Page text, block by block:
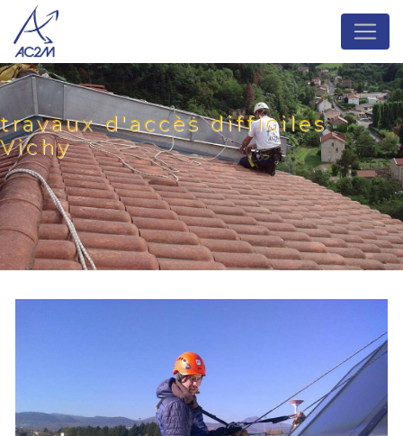
travaux d'accès difficiles
Vichy
Panneau de gestion des cookies